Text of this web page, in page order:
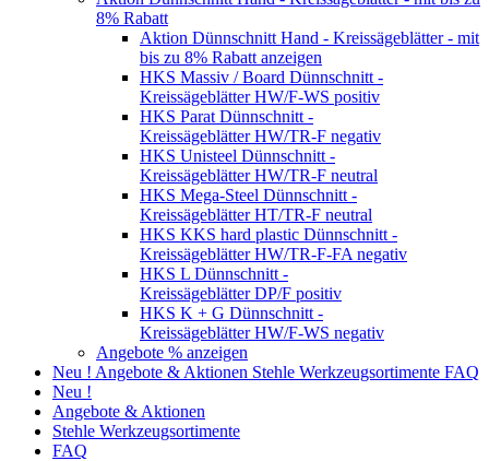
8% Rabatt
Aktion Dünnschnitt Hand - Kreissägeblätter - mit
bis zu 8% Rabatt anzeigen
HKS Massiv / Board Dünnschnitt -
Kreissägeblätter HW/F-WS positiv
HKS Parat Dünnschnitt -
Kreissägeblätter HW/TR-F negativ
HKS Unisteel Dünnschnitt -
Kreissägeblätter HW/TR-F neutral
HKS Mega-Steel Dünnschnitt -
Kreissägeblätter HT/TR-F neutral
HKS KKS hard plastic Dünnschnitt -
Kreissägeblätter HW/TR-F-FA negativ
HKS L Dünnschnitt -
Kreissägeblätter DP/F positiv
HKS K + G Dünnschnitt -
Kreissägeblätter HW/F-WS negativ
Angebote % anzeigen
Neu ! Angebote & Aktionen Stehle Werkzeugsortimente FAQ
Neu !
Angebote & Aktionen
Stehle Werkzeugsortimente
FAQ